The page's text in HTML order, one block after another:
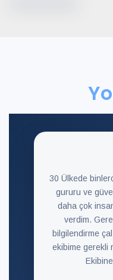
30 Ülkede
gururu ve
daha çok
verdim.
bilgilendirme
ekibime gerekli